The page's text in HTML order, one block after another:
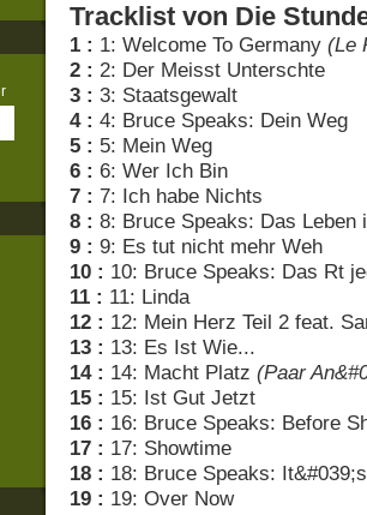
Tracklist von Die
1 : 1: Welcome To Germany (Le
2 : 2: Der Meisst Unterschte
3 : 3: Staatsgewalt
4 : 4: Bruce Speaks: Dein Weg
5 : 5: Mein Weg
6 : 6: Wer Ich Bin
7 : 7: Ich habe Nichts
8 : 8: Bruce Speaks: Das Leben
9 : 9: Es tut nicht mehr Weh
10 : 10: Bruce Speaks: Das Rt
11 : 11: Linda
12 : 12: Mein Herz Teil 2 feat.
13 : 13: Es Ist Wie...
14 : 14: Macht Platz (Paar
15 : 15: Ist Gut Jetzt
16 : 16: Bruce Speaks: Before
17 : 17: Showtime
18 : 18: Bruce Speaks:
19 : 19: Over Now